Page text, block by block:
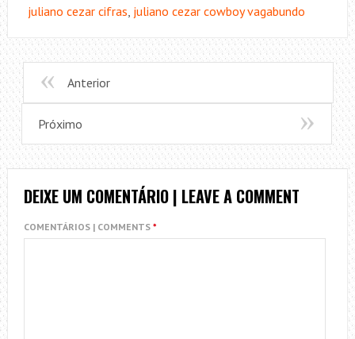
juliano cezar cifras, juliano cezar cowboy vagabundo
Anterior
Próximo
DEIXE UM COMENTÁRIO | LEAVE A COMMENT
COMENTÁRIOS | COMMENTS *